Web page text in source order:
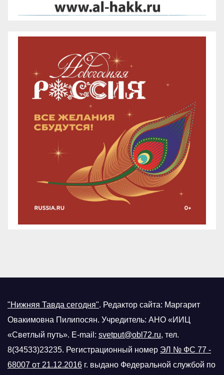
"Нижняя Тавда сегодня". Редактор сайта: Маргарит
Овакимовна Пилипосян. Учредитель: АНО «ИИЦ
«Светлый путь». E-mail: svetput@obl72.ru, тел.
8(34533)23235. Регистрационный номер ЭЛ № ФС 77 -
68007 от 21.12.2016 г. выдано Федеральной службой по